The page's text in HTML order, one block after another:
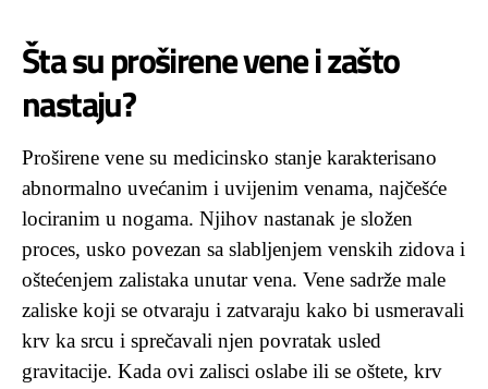
Šta su proširene vene i zašto
nastaju?
Proširene vene su medicinsko stanje karakterisano
abnormalno uvećanim i uvijenim venama, najčešće
lociranim u nogama. Njihov nastanak je složen
proces, usko povezan sa slabljenjem venskih zidova i
oštećenjem zalistaka unutar vena. Vene sadrže male
zaliske koji se otvaraju i zatvaraju kako bi usmeravali
krv ka srcu i sprečavali njen povratak usled
gravitacije. Kada ovi zalisci oslabe ili se oštete, krv